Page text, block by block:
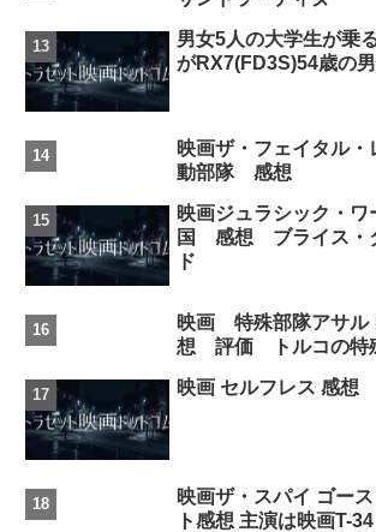
男女5人の大学生が乗
がRX7(FD3S)54歳の
映画ザ・フェイタル
動部隊 感想
映画ジュラシック・ワ
国 感想 ブライス・
ド
映画 特殊部隊アサル
想 評価 トルコの特
映画 セルフレス 感想
映画ザ・スパイ ゴー
ト感想 主演は映画T-